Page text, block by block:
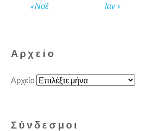
« Νοέ Ιαν »
Αρχείο
Αρχείο
Σύνδεσμοι